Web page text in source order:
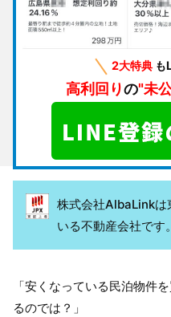
2大特典 も
高利回りの"未
株式会社AlbaLinkは
いる不動産会社です。
「安くなっている民泊物件
るのでは？」